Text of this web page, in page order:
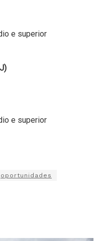
e superior
e superior
oportunidades